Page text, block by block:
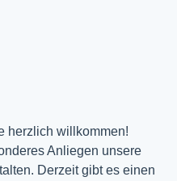
herzlich willkommen!
Anliegen unsere
Derzeit gibt es einen